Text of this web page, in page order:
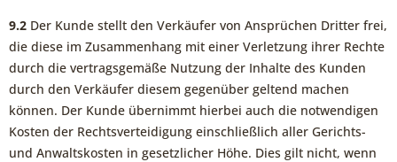
9.2 Der Kunde stellt den Verkäufer von Ansprüchen Dritter frei,
die diese im Zusammenhang mit einer Verletzung ihrer Rechte
durch die vertragsgemäße Nutzung der Inhalte des Kunden
durch den Verkäufer diesem gegenüber geltend machen
können. Der Kunde übernimmt hierbei auch die notwendigen
Kosten der Rechtsverteidigung einschließlich aller Gerichts-
und Anwaltskosten in gesetzlicher Höhe. Dies gilt nicht, wenn